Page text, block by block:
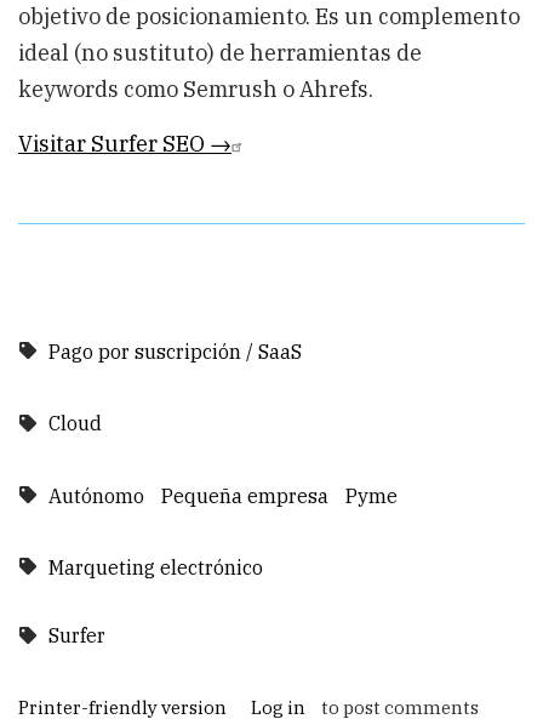
objetivo de posicionamiento. Es un complemento
ideal (no sustituto) de herramientas de
keywords como Semrush o Ahrefs.
Visitar Surfer SEO →
Pago por suscripción / SaaS
Cloud
Autónomo Pequeña empresa Pyme
Marqueting electrónico
Surfer
Printer-friendly version Log in to post comments